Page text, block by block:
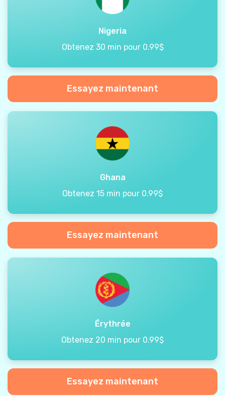
Nigeria
Obtenez 30 min pour 0.99$
Essayez maintenant
Ghana
Obtenez 15 min pour 0.99$
Essayez maintenant
Érythrée
Obtenez 20 min pour 0.99$
Essayez maintenant